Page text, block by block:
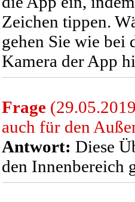
Zeichen tippen.
gehen Sie wie bei
Kamera der App
Frage
auch für den
Antwort: Diese
den Innenbereich